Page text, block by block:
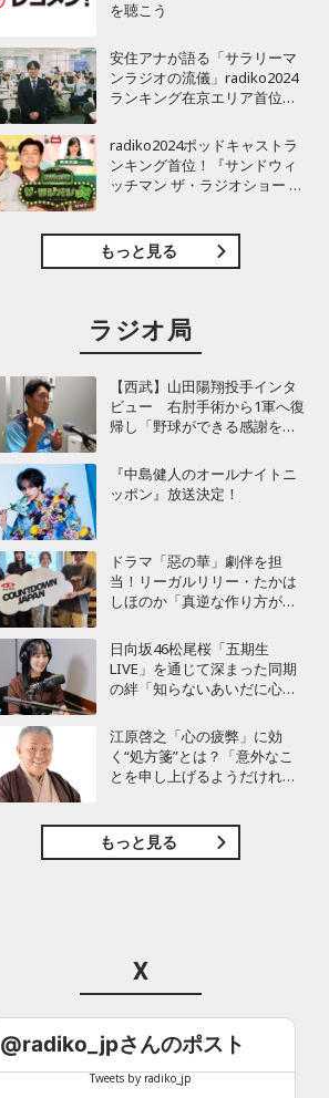
を聴こう
安住アナが語る「サラリーマ
ンラジオの流儀」radiko2024
ランキング在京エリア首位
曜天国』インタビュー
radiko2024ポッドキャストラ
ンキング首位！『サンドウィ
ッチマン ザ・ラジオショー サ
もっと見る
ラジオ局
【西武】山田陽翔投手インタ
ビュー 右肘手術から1軍へ復
帰し「野球ができる感謝を再
『中島健人のオールナイトニ
ッポン』放送決定！
ドラマ「惡の華」劇伴を担
当！リーガルリリー・たかは
しほのか「真逆な作り方が面
ー」制作秘話も
日向坂46松尾桜「五期生
LIVE」を通じて深まった同期
の絆「知らないあいだに心の
江原啓之「心の疲弊」に効
く“処方箋”とは？「意外なこ
とを申し上げるようだけれ
もっと見る
X
@radiko_jpさんのポスト
Tweets by radiko_jp